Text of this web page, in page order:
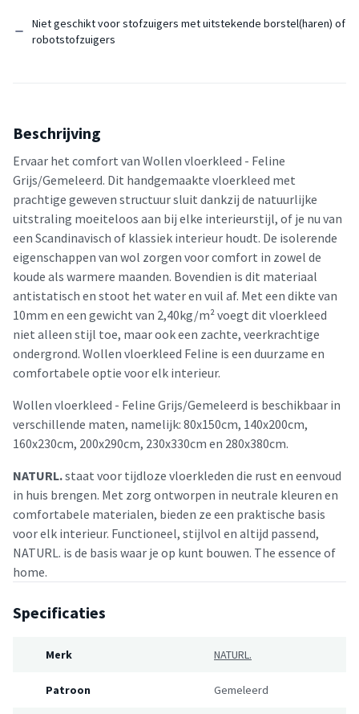
Niet geschikt voor stofzuigers met uitstekende borstel(haren) of
robotstofzuigers
Beschrijving
Ervaar het comfort van Wollen vloerkleed - Feline
Grijs/Gemeleerd. Dit handgemaakte vloerkleed met
prachtige geweven structuur sluit dankzij de natuurlijke
uitstraling moeiteloos aan bij elke interieurstijl, of je nu van
een Scandinavisch of klassiek interieur houdt. De isolerende
eigenschappen van wol zorgen voor comfort in zowel de
koude als warmere maanden. Bovendien is dit materiaal
antistatisch en stoot het water en vuil af. Met een dikte van
10mm en een gewicht van 2,40kg/m² voegt dit vloerkleed
niet alleen stijl toe, maar ook een zachte, veerkrachtige
ondergrond. Wollen vloerkleed Feline is een duurzame en
comfortabele optie voor elk interieur.
Wollen vloerkleed - Feline Grijs/Gemeleerd is beschikbaar in
verschillende maten, namelijk: 80x150cm, 140x200cm,
160x230cm, 200x290cm, 230x330cm en 280x380cm.
NATURL.staat voor tijdloze vloerkleden die rust en eenvoud
in huis brengen. Met zorg ontworpen in neutrale kleuren en
comfortabele materialen, bieden ze een praktische basis
voor elk interieur. Functioneel, stijlvol en altijd passend,
NATURL. is de basis waar je op kunt bouwen. The essence of
home.
Specificaties
Merk NATURL.
Patroon Gemeleerd